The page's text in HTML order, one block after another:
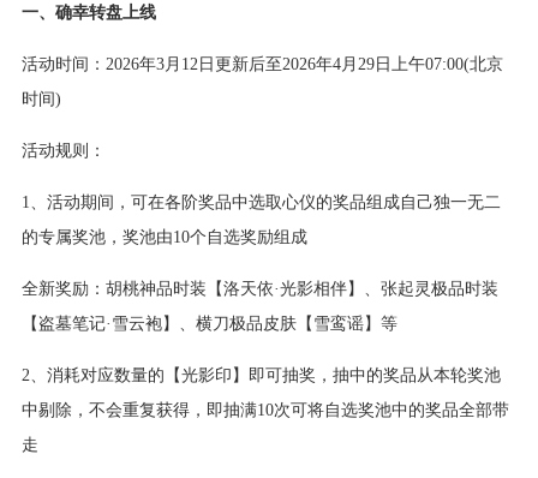
一、确幸转盘上线
活动时间：2026年3月12日更新后至2026年4月29日上午07:00(北京
时间)
活动规则：
1、活动期间，可在各阶奖品中选取心仪的奖品组成自己独一无二
的专属奖池，奖池由10个自选奖励组成
全新奖励：胡桃神品时装【洛天依·光影相伴】、张起灵极品时装
【盗墓笔记·雪云袍】、横刀极品皮肤【雪鸾谣】等
2、消耗对应数量的【光影印】即可抽奖，抽中的奖品从本轮奖池
中剔除，不会重复获得，即抽满10次可将自选奖池中的奖品全部带
走